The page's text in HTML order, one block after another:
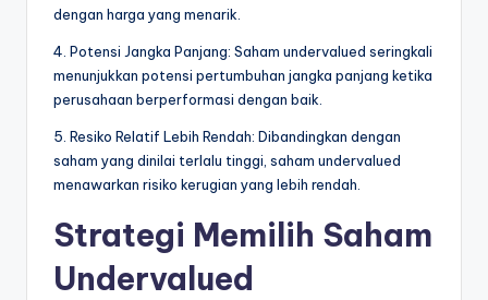
dengan harga yang menarik.
4. Potensi Jangka Panjang: Saham undervalued seringkali
menunjukkan potensi pertumbuhan jangka panjang ketika
perusahaan berperformasi dengan baik.
5. Resiko Relatif Lebih Rendah: Dibandingkan dengan
saham yang dinilai terlalu tinggi, saham undervalued
menawarkan risiko kerugian yang lebih rendah.
Strategi Memilih Saham
Undervalued